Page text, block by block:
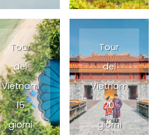
Tour
del
Vietnam
15
giorni
Tour
del
Vietnam
20
giorni